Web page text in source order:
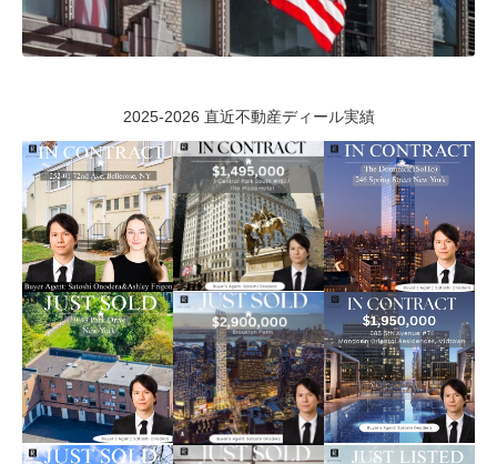
2025-2026 直近不動産ディール実績